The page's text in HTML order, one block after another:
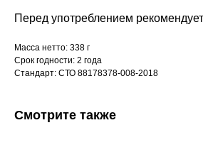
Перед употреблением
Масса нетто: 338 г
Срок годности: 2 года
Стандарт: СТО 88178378-008-2018
Смотрите также